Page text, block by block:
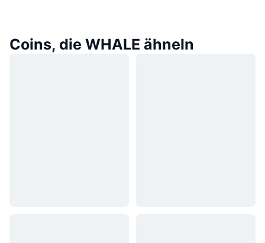
Coins, die WHALE ähneln